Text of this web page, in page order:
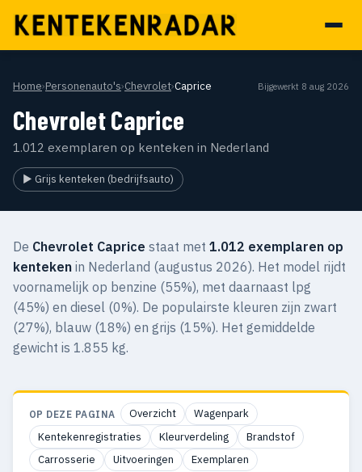
Home›Personenauto's›Chevrolet›Caprice Bijgewerkt 8 aug 2026
Chevrolet Caprice
1.012 exemplaren op kenteken in Nederland
▶ Grijs kenteken (bedrijfsauto)
De Chevrolet Caprice staat met 1.012 exemplaren op
kenteken in Nederland (augustus 2026). Het model rijdt
voornamelijk op benzine (55%), met daarnaast lpg
(45%) en diesel (0%). De populairste kleuren zijn zwart
(27%), blauw (18%) en grijs (15%). Het gemiddelde
gewicht is 1.855 kg.
OP DEZE PAGINA Overzicht
Wagenpark
Kentekenregistraties
Kleurverdeling
Brandstof
Carrosserie
Uitvoeringen Exemplaren